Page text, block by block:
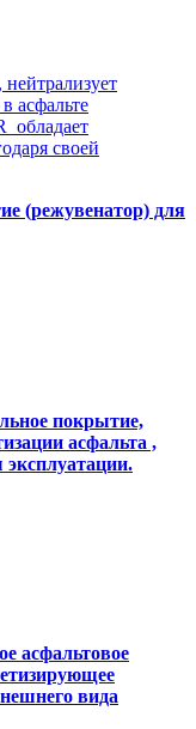
асфальте
обладает
своей
(режувенатор) для
покрытие,
асфальта ,
асфальтовое
вида